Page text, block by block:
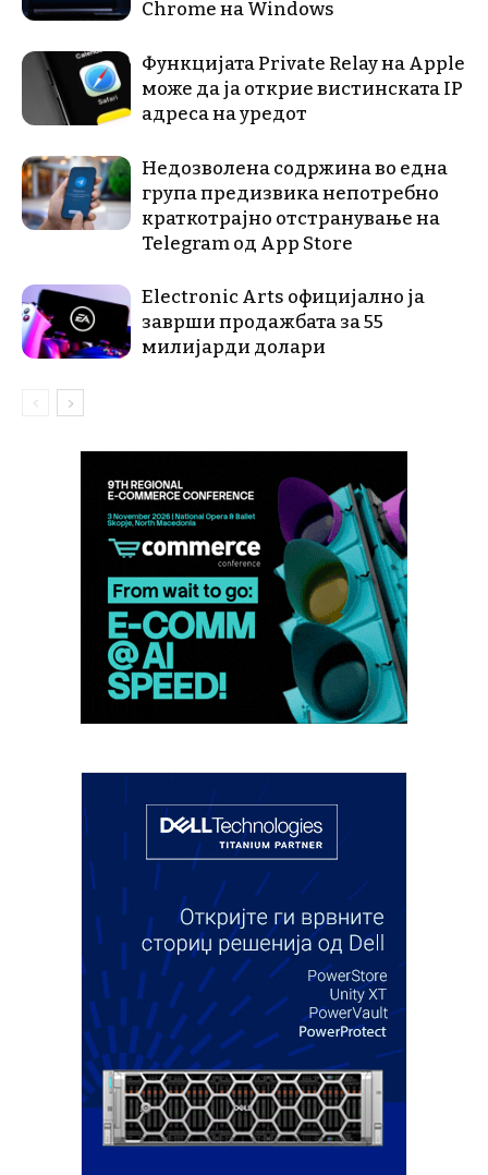
Chrome на Windows
Функцијата Private Relay на Apple
може да ја открие вистинската IP
адреса на уредот
Недозволена содржина во една
група предизвика непотребно
краткотрајно отстранување на
Telegram од App Store
Electronic Arts официјално ја
заврши продажбата за 55
милијарди долари